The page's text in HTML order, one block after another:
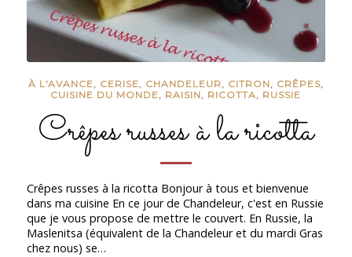
À L'AVANCE, CERISE, CHANDELEUR, CITRON, CRÊPES,
CUISINE DU MONDE, RAISIN, RICOTTA, RUSSIE
Crêpes russes à la ricotta
Crêpes russes à la ricotta Bonjour à tous et bienvenue
dans ma cuisine En ce jour de Chandeleur, c'est en Russie
que je vous propose de mettre le couvert. En Russie, la
Maslenitsa (équivalent de la Chandeleur et du mardi Gras
chez nous) se…